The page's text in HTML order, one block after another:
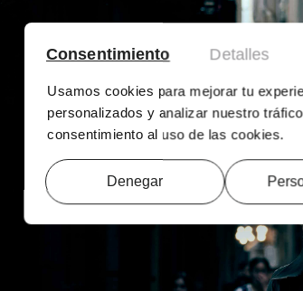
Consentimiento Detalles
Usamos cookies para mejorar tu
personalizados y analizar nuestro
consentimiento al uso de las cookies.
Denegar